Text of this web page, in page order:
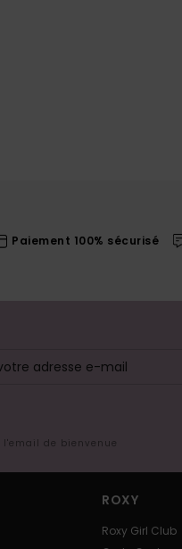
Paiement 100% sécurisé
de bienvenue
ROXY
Roxy Girl Club